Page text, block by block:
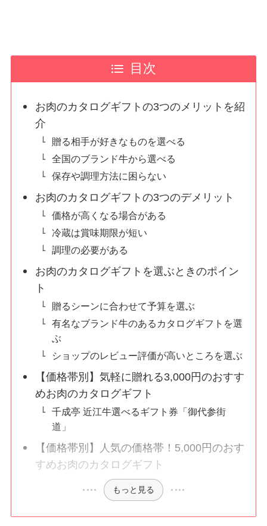
目次
お肉のカタログギフトの3つのメリットを紹
介
贈る相手が好きなものを選べる
全国のブランド牛から選べる
保存や調理方法に困らない
お肉のカタログギフトの3つのデメリット
価格が高くなる場合がある
冷蔵は賞味期限が短い
調理の必要がある
お肉のカタログギフトを選ぶときのポイン
ト
贈るシーンに合わせて予算を選ぶ
有名なブランド牛のあるカタログギフトを選
ぶ
ショップのレビュー評価が高いところを選ぶ
【価格帯別】気軽に贈れる3,000円のおすす
めお肉のカタログギフト
千成亭 近江牛選べるギフト券「御代参街
道」
【価格帯別】人気の価格帯！5,000円のおす
すめお肉のカタログギフト
もっと見る